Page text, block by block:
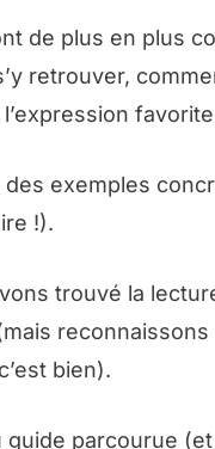
de plus en plus
retrouver,
exemples
!).
trouvé la
bien).
guide parcourue